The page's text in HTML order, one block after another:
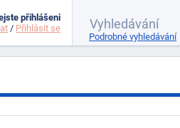
přihlášeni
/ Přihlásit se
Podrobné vyhledávání